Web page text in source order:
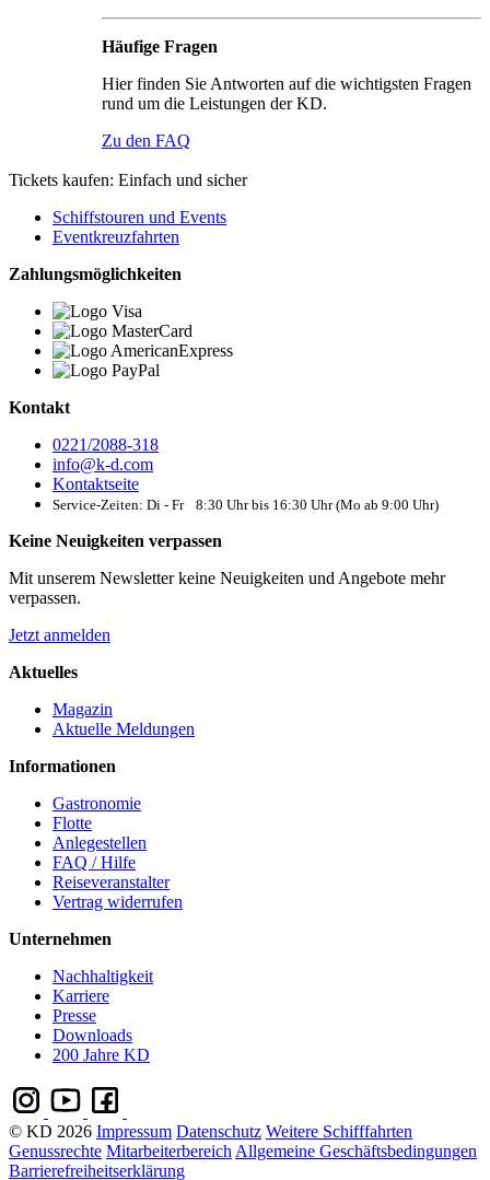
Häufige Fragen
Hier finden Sie Antworten auf die wichtigsten Fragen
rund um die Leistungen der KD.
Zu den FAQ
Tickets kaufen: Einfach und sicher
Schiffstouren und Events
Eventkreuzfahrten
Zahlungsmöglichkeiten
Kontakt
0221/2088-318
info@k-d.com
Kontaktseite
Service-Zeiten: Di - Fr 8:30 Uhr bis 16:30 Uhr (Mo ab 9:00 Uhr)
Keine Neuigkeiten verpassen
Mit unserem Newsletter keine Neuigkeiten und Angebote mehr
verpassen.
Jetzt anmelden
Aktuelles
Magazin
Aktuelle Meldungen
Informationen
Gastronomie
Flotte
Anlegestellen
FAQ / Hilfe
Reiseveranstalter
Vertrag widerrufen
Unternehmen
Nachhaltigkeit
Karriere
Presse
Downloads
200 Jahre KD
© KD 2026 Impressum Datenschutz Weitere Schifffahrten
Genussrechte Mitarbeiterbereich Allgemeine Geschäftsbedingungen
Barrierefreiheitserklärung